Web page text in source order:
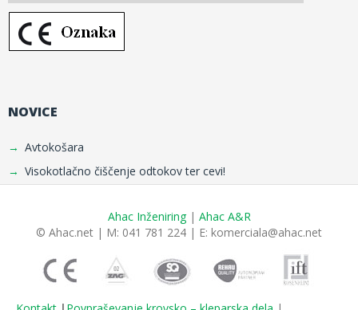
NOVICE
Avtokošara
Visokotlačno čiščenje odtokov ter cevi!
Ahac Inženiring | Ahac A&R
© Ahac.net | M: 041 781 224 | E: komerciala@ahac.net